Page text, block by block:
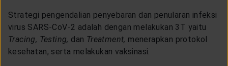
Strategi pengendalian penyebaran dan penularan infeksi
virus SARS-CoV-2 adalah dengan melakukan 3T yaitu
Tracing, Testing, dan Treatment, menerapkan protokol
kesehatan, serta melakukan vaksinasi.
ARTICLE & NEWS